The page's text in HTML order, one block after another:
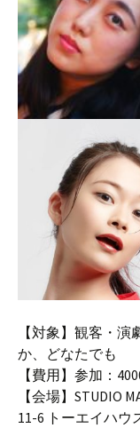
【対象】観客・
か、どなたでも
【費用】参加：
【会場】STUDIO
11-6 トーエイハウ